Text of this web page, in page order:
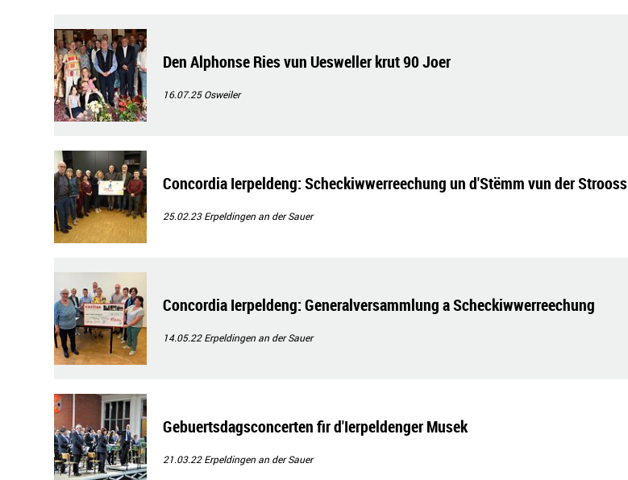
Den Alphonse Ries vun Uesweller krut 90 Joer
16.07.25Osweiler
Concordia Ierpeldeng: Scheckiwwerreechung un d'Stëmm vun der Strooss
25.02.23Erpeldingen an der Sauer
Concordia Ierpeldeng: Generalversammlung a Scheckiwwerreechung
14.05.22Erpeldingen an der Sauer
Gebuertsdagsconcerten fir d'Ierpeldenger Musek
21.03.22Erpeldingen an der Sauer